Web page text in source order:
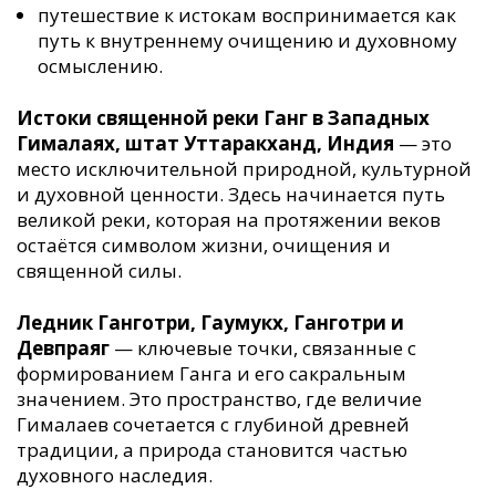
путешествие к истокам воспринимается как
путь к внутреннему очищению и духовному
осмыслению.
Истоки священной реки Ганг в Западных
Гималаях, штат Уттаракханд, Индия — это
место исключительной природной, культурной
и духовной ценности. Здесь начинается путь
великой реки, которая на протяжении веков
остаётся символом жизни, очищения и
священной силы.
Ледник Ганготри, Гаумукх, Ганготри и
Девпраяг — ключевые точки, связанные с
формированием Ганга и его сакральным
значением. Это пространство, где величие
Гималаев сочетается с глубиной древней
традиции, а природа становится частью
духовного наследия.